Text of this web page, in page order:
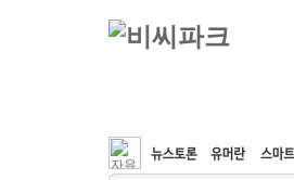
커뮤니티 속도패치